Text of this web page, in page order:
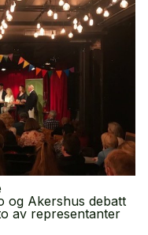
og Akershus debatt
av representanter